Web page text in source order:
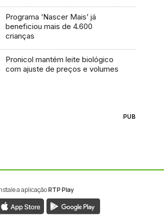
Programa ‘Nascer Mais’ já
beneficiou mais de 4.600
crianças
Pronicol mantém leite biológico
com ajuste de preços e volumes
PUB
a aplicaçãoRTP Play